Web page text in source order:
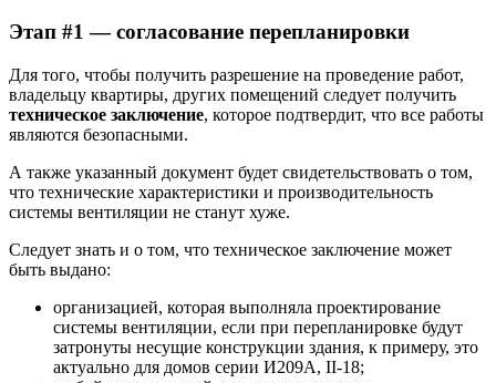
Этап #1 — согласование перепланировки
Для того, чтобы получить разрешение на проведение работ,
владельцу квартиры, других помещений следует получить
техническое заключение, которое подтвердит, что все работы
являются безопасными.
А также указанный документ будет свидетельствовать о том,
что технические характеристики и производительность
системы вентиляции не станут хуже.
Следует знать и о том, что техническое заключение может
быть выдано:
организацией, которая выполняла проектирование
системы вентиляции, если при перепланировке будут
затронуты несущие конструкции здания, к примеру, это
актуально для домов серии И209А, II-18;